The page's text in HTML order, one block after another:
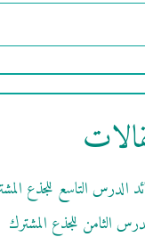
الدرس التاسع للجذع
الثامن للجذع المشترك